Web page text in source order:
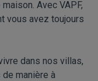
Avec VAPF,
vous avez toujours
dans nos villas,
manière à